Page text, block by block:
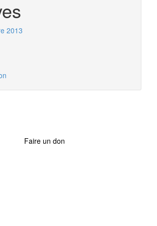
2013
Faire un don